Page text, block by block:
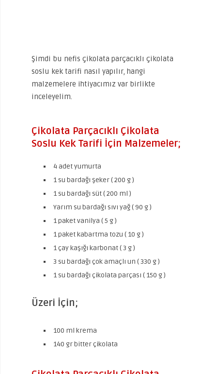
Şimdi bu nefis çikolata parçacıklı çikolata
soslu kek tarifi nasıl yapılır, hangi
malzemelere ihtiyacımız var birlikte
inceleyelim.
Çikolata Parçacıklı Çikolata
Soslu Kek Tarifi İçin Malzemeler;
4 adet yumurta
1 su bardağı şeker ( 200 g )
1 su bardağı süt ( 200 ml )
Yarım su bardağı sıvı yağ ( 90 g )
1 paket vanilya ( 5 g )
1 paket kabartma tozu ( 10 g )
1 çay kaşığı karbonat ( 3 g )
3 su bardağı çok amaçlı un ( 330 g )
1 su bardağı çikolata parçası ( 150 g )
Üzeri İçin;
100 ml krema
140 gr bitter çikolata